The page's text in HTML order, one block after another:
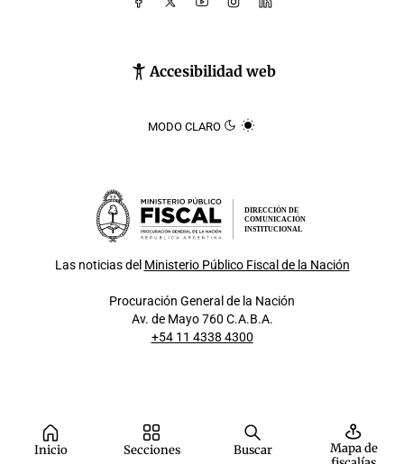
Inicio Secciones Buscar
Mapa de
Accesibilidad web
MODO CLARO
DIRECCIÓN DE
COMUNICACIÓN
INSTITUCIONAL
Las noticias del Ministerio Público Fiscal de la Nación
Procuración General de la Nación
Av. de Mayo 760 C.A.B.A.
+54 11 4338 4300